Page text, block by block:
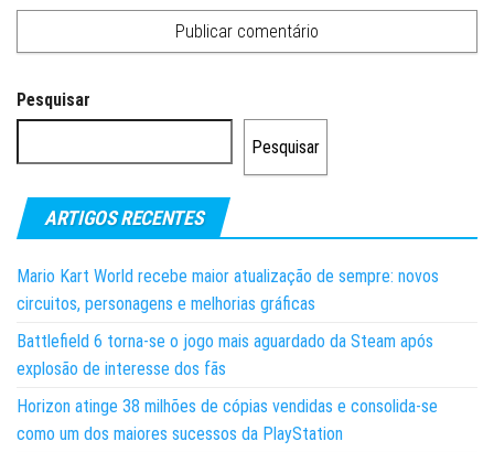
Pesquisar
Pesquisar
ARTIGOS RECENTES
Mario Kart World recebe maior atualização de sempre: novos
circuitos, personagens e melhorias gráficas
Battlefield 6 torna-se o jogo mais aguardado da Steam após
explosão de interesse dos fãs
Horizon atinge 38 milhões de cópias vendidas e consolida-se
como um dos maiores sucessos da PlayStation